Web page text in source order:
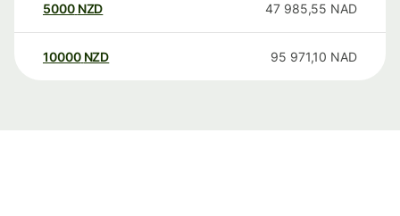
5000 NZD 47 985,55 NAD
10000 NZD 95 971,10 NAD